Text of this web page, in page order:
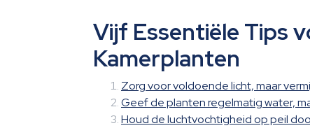
Vijf Essentiële Tips
Kamerplanten
Zorg voor voldoende licht, maar
Geef de planten regelmatig water,
Houd de luchtvochtigheid op peil